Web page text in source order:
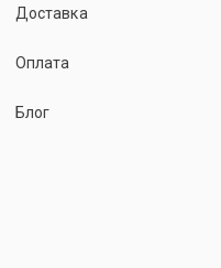
Доставка
Оплата
Блог